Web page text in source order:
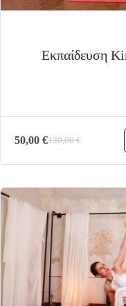
Εκπαίδευση
120,00€
50,00 €